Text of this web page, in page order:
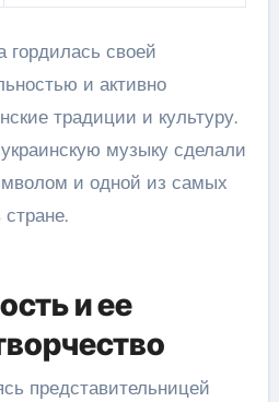
гордилась своей
и активно
традиции и культуру.
музыку сделали
и одной из самых
и ее
представительницей